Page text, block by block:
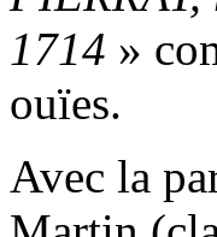
1714 »
ouïes.
Avec la